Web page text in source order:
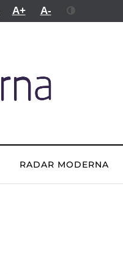
A+ A-
RADAR MODERNA